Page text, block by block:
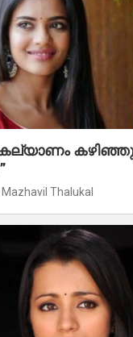
കല്യാണം
Mazhavil Thalukal